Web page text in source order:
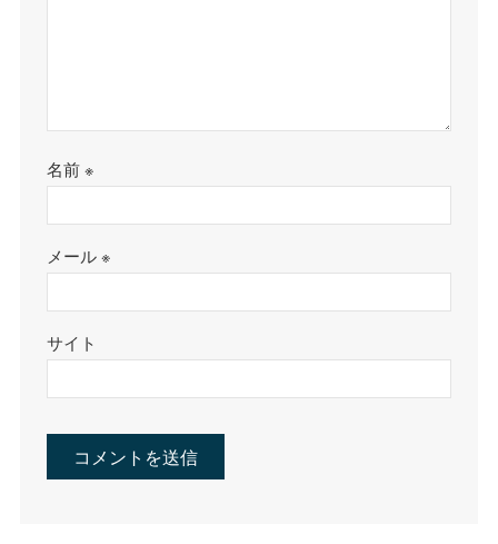
名前※
メール※
サイト